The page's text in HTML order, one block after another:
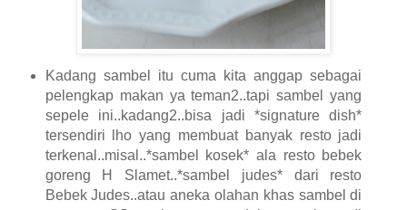
Kadang sambel itu cuma kita anggap sebagai
pelengkap makan ya teman2..tapi sambel yang
sepele ini..kadang2..bisa jadi *signature dish*
tersendiri lho yang membuat banyak resto jadi
terkenal..misal..*sambel kosek* ala resto bebek
goreng H Slamet..*sambel judes* dari resto
Bebek Judes..atau aneka olahan khas sambel di